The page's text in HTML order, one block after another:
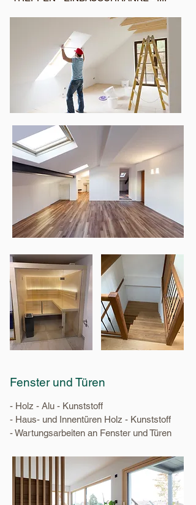
Fenster und Türen
- Holz - Alu - Kunststoff
- Haus- und Innentüren Holz - Kunststoff
- Wartungsarbeiten an Fenster und Türen